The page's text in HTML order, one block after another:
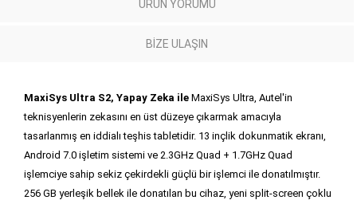
ÜRÜN YORUMU
BIZE ULAŞIN
MaxiSys Ultra S2, Yapay Zeka ile MaxiSys Ultra, Autel'in
teknisyenlerin zekasını en üst düzeye çıkarmak amacıyla
tasarlanmış en iddialı teşhis tabletidir. 13 inçlik dokunmatik ekranı,
Android 7.0 işletim sistemi ve 2.3GHz Quad + 1.7GHz Quad
işlemciye sahip sekiz çekirdekli güçlü bir işlemci ile donatılmıştır.
256 GB yerleşik bellek ile donatılan bu cihaz, yeni split-screen çoklu